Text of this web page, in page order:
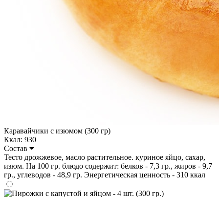
Каравайчики с изюмом (300 гр)
Ккал: 930
Состав
Тесто дрожжевое, масло растительное. куриное яйцо, сахар,
изюм. На 100 гр. блюдо содержит: белков - 7,3 гр., жиров - 9,7
гр., углеводов - 48,9 гр. Энергетическая ценность - 310 ккал